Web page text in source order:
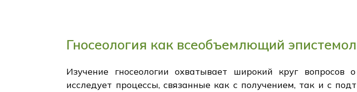
Гносеология как всеобъемлющий
Изучение гносеологии охватывает широкий круг
исследует процессы, связанные как с получением, так и с